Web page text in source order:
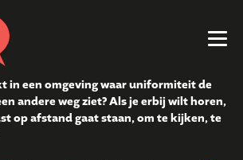
in een omgeving waar uniformiteit de
andere weg ziet? Als je erbij wilt horen,
op afstand gaat staan, om te kijken, te